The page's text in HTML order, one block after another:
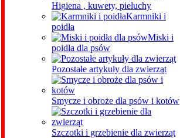
Higiena , kuwety, pieluchy
Karmniki i
poidła
Miski i
poidła dla psów
Pozostałe artykuły dla zwierząt
Smycze i obroże dla psów i kotów
Szczotki i grzebienie dla zwierząt